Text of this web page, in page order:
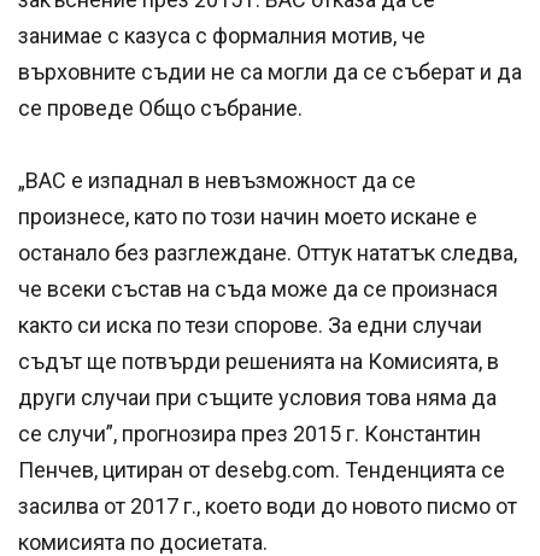
занимае с казуса с формалния мотив, че
върховните съдии не са могли да се съберат и да
се проведе Общо събрание.
„ВАС е изпаднал в невъзможност да се
произнесе, като по този начин моето искане е
останало без разглеждане. Оттук нататък следва,
че всеки състав на съда може да се произнася
както си иска по тези спорове. За едни случаи
съдът ще потвърди решенията на Комисията, в
други случаи при същите условия това няма да
се случи”, прогнозира през 2015 г. Константин
Пенчев, цитиран от desebg.com. Тенденцията се
засилва от 2017 г., което води до новото писмо от
комисията по досиетата.